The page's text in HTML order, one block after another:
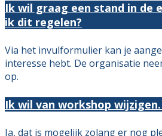
Ik wil graag een stand in de
ik dit regelen?
Via het invulformulier kan je
interesse hebt. De organisatie
op.
Ik wil van workshop
Ja, dat is mogelijk zolang er nog